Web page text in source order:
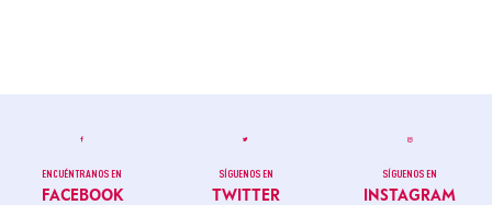
ENCUÉNTRANOS EN
FACEBOOK
SÍGUENOS EN
TWITTER
SÍGUENOS EN
INSTAGRAM